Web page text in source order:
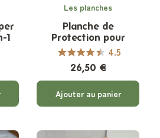
1
Les planches
Planche de
Protection pour
Plaque de Cuisson -
Demi format
4.5
26,50 €
Ajouter au panier